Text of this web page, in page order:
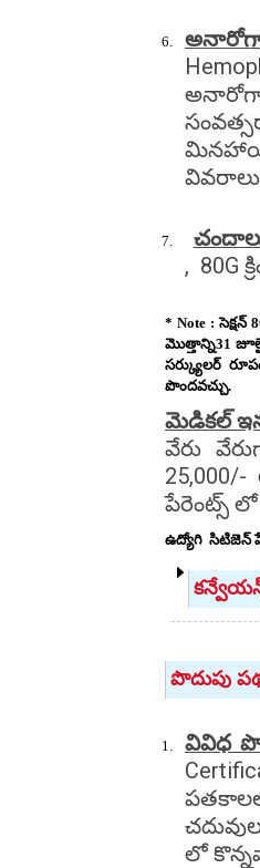
, 80G
* Note :
మొత్తాన్ని31
సర్క్యులర్
పొందవచ్చు.
మెడికల్
వేరు
పేరెంట్స్
ఉద్యోగి సిటిజెన్
పొదుపు
వివిధ
పతకాలలో
లో